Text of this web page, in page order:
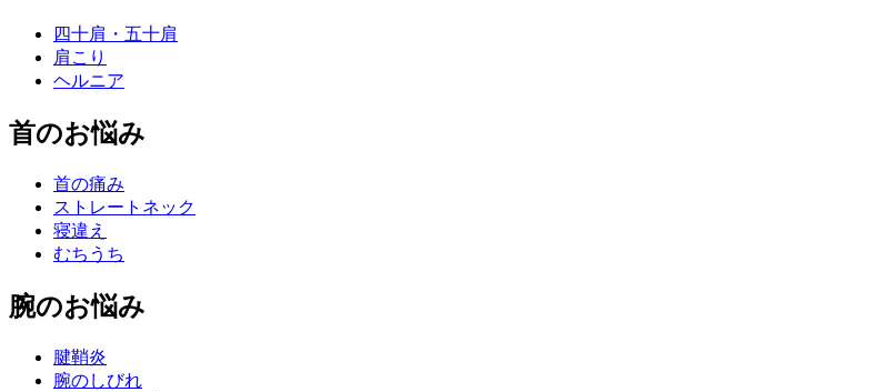
四十肩・五十肩
肩こり
ヘルニア
首のお悩み
首の痛み
ストレートネック
寝違え
むちうち
腕のお悩み
腱鞘炎
腕のしびれ